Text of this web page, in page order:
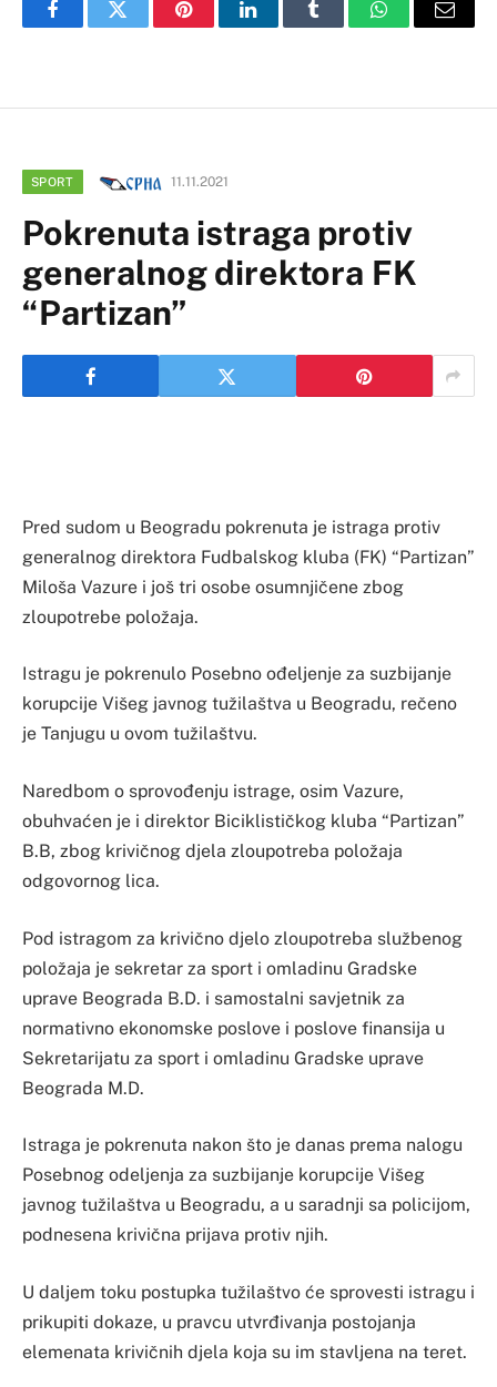
FacebookTwitter PinterestLinkedInTumblr WhatsAppEmail
SPORT 11.11.2021
Pokrenuta istraga protiv
generalnog direktora FK
“Partizan”
Pred sudom u Beogradu pokrenuta je istraga protiv
generalnog direktora Fudbalskog kluba (FK) “Partizan”
Miloša Vazure i još tri osobe osumnjičene zbog
zloupotrebe položaja.
Istragu je pokrenulo Posebno ođeljenje za suzbijanje
korupcije Višeg javnog tužilaštva u Beogradu, rečeno
je Tanjugu u ovom tužilaštvu.
Naredbom o sprovođenju istrage, osim Vazure,
obuhvaćen je i direktor Biciklističkog kluba “Partizan”
B.B, zbog krivičnog djela zloupotreba položaja
odgovornog lica.
Pod istragom za krivično djelo zloupotreba službenog
položaja je sekretar za sport i omladinu Gradske
uprave Beograda B.D. i samostalni savjetnik za
normativno ekonomske poslove i poslove finansija u
Sekretarijatu za sport i omladinu Gradske uprave
Beograda M.D.
Istraga je pokrenuta nakon što je danas prema nalogu
Posebnog odeljenja za suzbijanje korupcije Višeg
javnog tužilaštva u Beogradu, a u saradnji sa policijom,
podnesena krivična prijava protiv njih.
U daljem toku postupka tužilaštvo će sprovesti istragu i
prikupiti dokaze, u pravcu utvrđivanja postojanja
elemenata krivičnih djela koja su im stavljena na teret.